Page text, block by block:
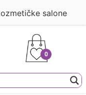
salone
0